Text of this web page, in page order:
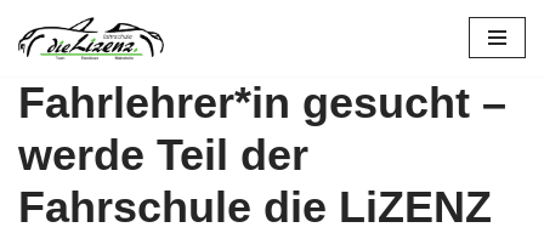
Inhalt
springen
Fahrlehrer*in gesucht –
werde Teil der
Fahrschule die LiZENZ